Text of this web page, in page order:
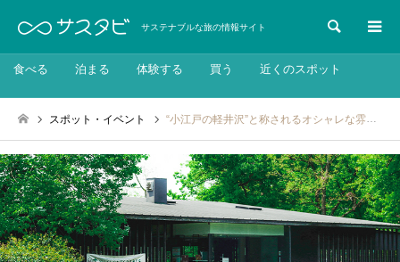
サステナブルな旅の情報サイト 検索
食べる 泊まる 体験する 買う 近くのスポット
スポット・イベント “小江戸の軽井沢”と称されるオシャレな雰囲気と野菜中心の手作り料理が人気「MarketTerrace川越市場の森 本店」